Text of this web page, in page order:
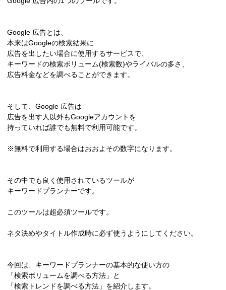
Google 広告とは、
本来はGoogleの検索結果に
広告を出したい場合に使用するサービスで、
キーワードの検索ボリューム(検索数)やライバルの多さ、
広告料金などを調べることができます。
そして、Google 広告は
広告を出す人以外もGoogleアカウントを
持っていれば誰でも無料で利用可能です。
※無料で利用する場合はおおよその数字になります。
その中でも良く使用されているツールが
キーワードプランナーです。
このツールは超必須ツールです。
ネタ決めやタイトル作成時に必ず使うようにしてください。
今回は、キーワードプランナーの基本的な使い方の
「検索ボリュームを調べる方法」と
「検索トレンドを調べる方法」を紹介します。